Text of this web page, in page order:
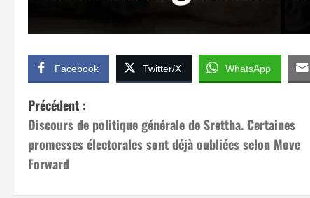
Facebook Twitter/X WhatsApp
N
a
v
Précédent :
Discours de politique générale de Srettha. Certaines
promesses électorales sont déjà oubliées selon Move
Forward